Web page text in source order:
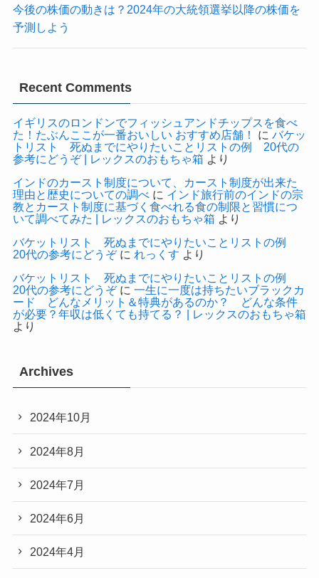
今後の株価の動きは？2024年の大統領選挙以降の株価を
予測しよう
Recent Comments
イギリスのロンドンでフィッシュアンドチップスを食べ
た！たぶんここが一番おいしい おすすめ店舗！
に バケッ
トリスト 死ぬまでにやりたいことリストの例 20代の
参考にどうぞ | レックスのおもちゃ箱 より
インドのカースト制度について、カースト制度が出来た
理由と歴史についての調べに インド旅行前のインドの宗
教とカースト制度に基づく食べれる食の制限と習慣につ
いて調べてみた | レックスのおもちゃ箱 より
バケットリスト 死ぬまでにやりたいことリストの例
20代の参考にどうぞに れっくす より
バケットリスト 死ぬまでにやりたいことリストの例
20代の参考にどうぞに 一生に一度は持ちたいブラックカ
ード どんなメリット＆特典があるのか？ どんな条件
が必要？年収は低くても持てる？ | レックスのおもちゃ箱
より
Archives
2024年10月
2024年8月
2024年7月
2024年6月
2024年4月